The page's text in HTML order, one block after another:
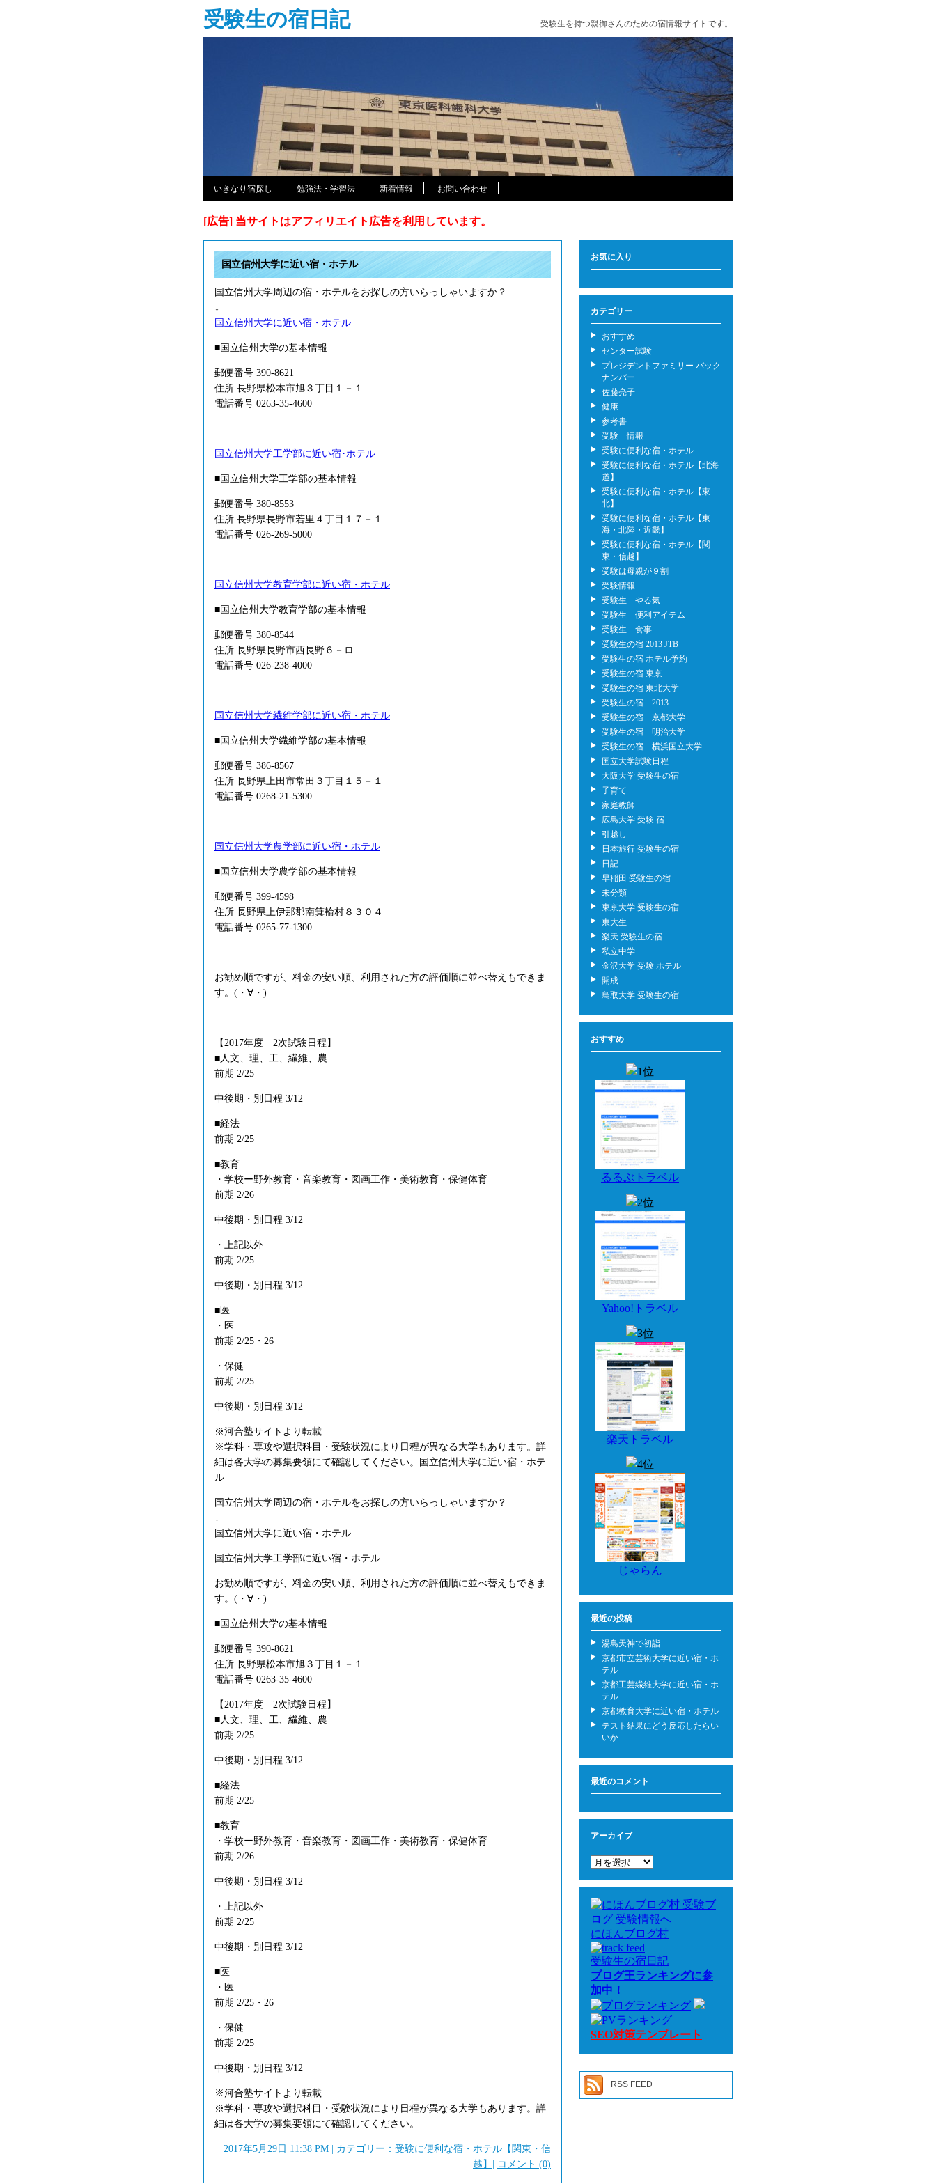
受験生の宿日記 受験生を持つ親御さんのための宿情報サイトです。
いきなり宿探し 勉強法・学習法 新着情報 お問い合わせ
[広告] 当サイトはアフィリエイト広告を利用しています。
国立信州大学に近い宿・ホテル
国立信州大学周辺の宿・ホテルをお探しの方いらっしゃいますか？
↓
国立信州大学に近い宿・ホテル
■国立信州大学の基本情報
郵便番号 390-8621
住所 長野県松本市旭３丁目１－１
電話番号 0263-35-4600
国立信州大学工学部に近い宿･ホテル
■国立信州大学工学部の基本情報
郵便番号 380-8553
住所 長野県長野市若里４丁目１７－１
電話番号 026-269-5000
国立信州大学教育学部に近い宿・ホテル
■国立信州大学教育学部の基本情報
郵便番号 380-8544
住所 長野県長野市西長野６－ロ
電話番号 026-238-4000
国立信州大学繊維学部に近い宿・ホテル
■国立信州大学繊維学部の基本情報
郵便番号 386-8567
住所 長野県上田市常田３丁目１５－１
電話番号 0268-21-5300
国立信州大学農学部に近い宿・ホテル
■国立信州大学農学部の基本情報
郵便番号 399-4598
住所 長野県上伊那郡南箕輪村８３０４
電話番号 0265-77-1300
お勧め順ですが、料金の安い順、利用された方の評価順に並べ替えもできま
す。(・∀・)
【2017年度 2次試験日程】
■人文、理、工、繊維、農
前期 2/25
中後期・別日程 3/12
■経法
前期 2/25
■教育
・学校ー野外教育・音楽教育・図画工作・美術教育・保健体育
前期 2/26
中後期・別日程 3/12
・上記以外
前期 2/25
中後期・別日程 3/12
■医
・医
前期 2/25・26
・保健
前期 2/25
中後期・別日程 3/12
※河合塾サイトより転載
※学科・専攻や選択科目・受験状況により日程が異なる大学もあります。詳
細は各大学の募集要領にて確認してください。国立信州大学に近い宿・ホテ
ル
国立信州大学周辺の宿・ホテルをお探しの方いらっしゃいますか？
↓
国立信州大学に近い宿・ホテル
国立信州大学工学部に近い宿・ホテル
お勧め順ですが、料金の安い順、利用された方の評価順に並べ替えもできま
す。(・∀・)
■国立信州大学の基本情報
郵便番号 390-8621
住所 長野県松本市旭３丁目１－１
電話番号 0263-35-4600
【2017年度 2次試験日程】
■人文、理、工、繊維、農
前期 2/25
中後期・別日程 3/12
■経法
前期 2/25
■教育
・学校ー野外教育・音楽教育・図画工作・美術教育・保健体育
前期 2/26
中後期・別日程 3/12
・上記以外
前期 2/25
中後期・別日程 3/12
■医
・医
前期 2/25・26
・保健
前期 2/25
中後期・別日程 3/12
※河合塾サイトより転載
※学科・専攻や選択科目・受験状況により日程が異なる大学もあります。詳
細は各大学の募集要領にて確認してください。
2017年5月29日 11:38 PM | カテゴリー： 受験に便利な宿・ホテル【関東・信
越】
コメント (0)
お気に入り
カテゴリー
おすすめ
センター試験
プレジデントファミリー バック
ナンバー
佐藤亮子
健康
参考書
受験 情報
受験に便利な宿・ホテル
受験に便利な宿・ホテル【北海
道】
受験に便利な宿・ホテル【東
北】
受験に便利な宿・ホテル【東
海・北陸・近畿】
受験に便利な宿・ホテル【関
東・信越】
受験は母親が９割
受験情報
受験生 やる気
受験生 便利アイテム
受験生 食事
受験生の宿 2013 JTB
受験生の宿 ホテル予約
受験生の宿 東京
受験生の宿 東北大学
受験生の宿 2013
受験生の宿 京都大学
受験生の宿 明治大学
受験生の宿 横浜国立大学
国立大学試験日程
大阪大学 受験生の宿
子育て
家庭教師
広島大学 受験 宿
引越し
日本旅行 受験生の宿
日記
早稲田 受験生の宿
未分類
東京大学 受験生の宿
東大生
楽天 受験生の宿
私立中学
金沢大学 受験 ホテル
開成
鳥取大学 受験生の宿
おすすめ
るるぶトラベル
Yahoo!トラベル
楽天トラベル
じゃらん
最近の投稿
湯島天神で初詣
京都市立芸術大学に近い宿・ホ
テル
京都工芸繊維大学に近い宿・ホ
テル
京都教育大学に近い宿・ホテル
テスト結果にどう反応したらい
いか
最近のコメント
アーカイブ
ア
カ
イ
ブ
にほんブログ村
受験生の宿日記
ブログ王ランキングに参
加中！
SEO対策テンプレート
RSS FEED